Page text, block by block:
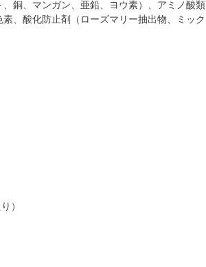
銅、マンガン、亜鉛、ヨウ素）、アミノ酸類
素、酸化防止剤（ローズマリー抽出物、ミック
）